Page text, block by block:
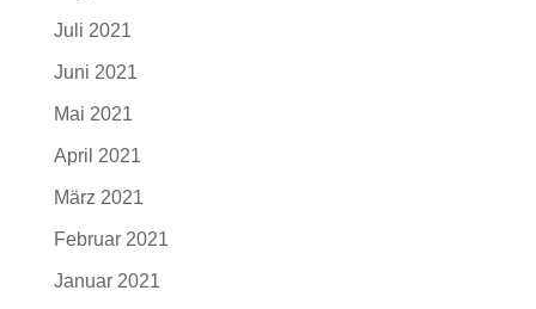
Juli 2021
Juni 2021
Mai 2021
April 2021
März 2021
Februar 2021
Januar 2021